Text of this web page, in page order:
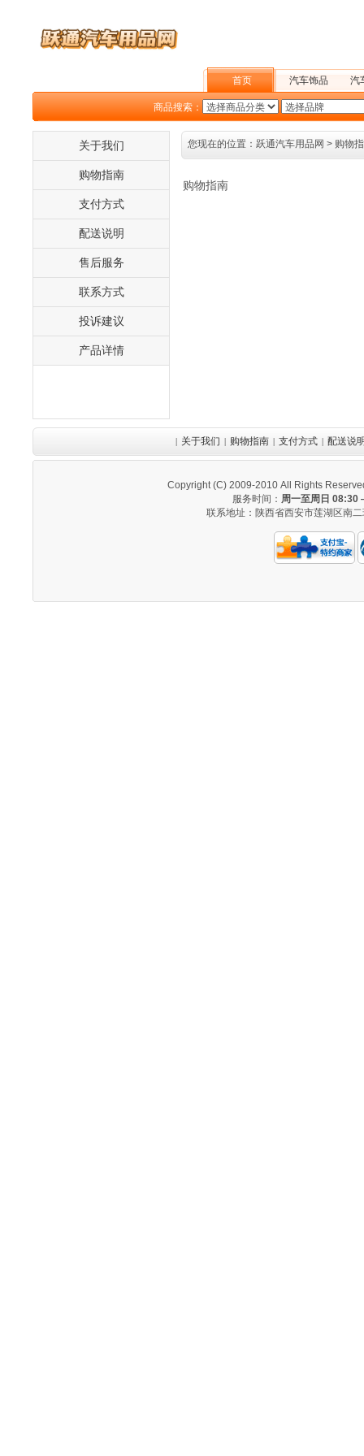
首页 汽车饰品 汽
户外旅行
商品搜索：
关于我们
购物指南
支付方式
配送说明
售后服务
联系方式
投诉建议
产品详情
您现在的位置： 跃通汽车用品网 > 购物
购物指南
Copyright (C) 2009-2010 All Rights
服务时间： 周一至周日
联系地址：陕西省西安市莲湖区南
| 关于我们 | 购物指南 | 支付方式 | 配送说